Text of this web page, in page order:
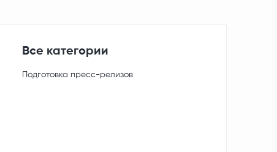
Все категории
Подготовка пресс-релизов